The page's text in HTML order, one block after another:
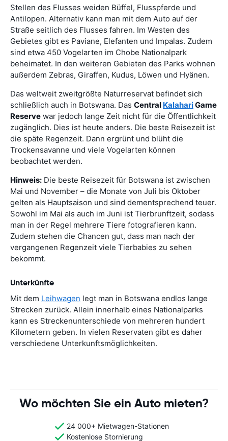
Stellen des Flusses weiden Büffel, Flusspferde und
Antilopen. Alternativ kann man mit dem Auto auf der
Straße seitlich des Flusses fahren. Im Westen des
Gebietes gibt es Paviane, Elefanten und Impalas. Zudem
sind etwa 450 Vogelarten im Chobe Nationalpark
beheimatet. In den weiteren Gebieten des Parks wohnen
außerdem Zebras, Giraffen, Kudus, Löwen und Hyänen.
Das weltweit zweitgrößte Naturreservat befindet sich
schließlich auch in Botswana. Das Central KalahariGame
Reserve war jedoch lange Zeit nicht für die Öffentlichkeit
zugänglich. Dies ist heute anders. Die beste Reisezeit ist
die späte Regenzeit. Dann ergrünt und blüht die
Trockensavanne und viele Vogelarten können
beobachtet werden.
Hinweis: Die beste Reisezeit für Botswana ist zwischen
Mai und November – die Monate von Juli bis Oktober
gelten als Hauptsaison und sind dementsprechend teuer.
Sowohl im Mai als auch im Juni ist Tierbrunftzeit, sodass
man in der Regel mehrere Tiere fotografieren kann.
Zudem stehen die Chancen gut, dass man nach der
vergangenen Regenzeit viele Tierbabies zu sehen
bekommt.
Unterkünfte
Mit dem Leihwagen legt man in Botswana endlos lange
Strecken zurück. Allein innerhalb eines Nationalparks
kann es Streckenunterschiede von mehreren hundert
Kilometern geben. In vielen Reservaten gibt es daher
verschiedene Unterkunftsmöglichkeiten.
Wo möchten Sie ein Auto mieten?
24 000+ Mietwagen-Stationen
Kostenlose Stornierung